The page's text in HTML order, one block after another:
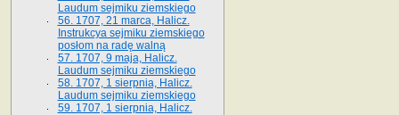
Laudum sejmiku ziemskiego
56. 1707, 21 marca, Halicz.
Instrukcya sejmiku ziemskiego
posłom na radę walną
57. 1707, 9 maja, Halicz.
Laudum sejmiku ziemskiego
58. 1707, 1 sierpnia, Halicz.
Laudum sejmiku ziemskiego
59. 1707, 1 sierpnia, Halicz.